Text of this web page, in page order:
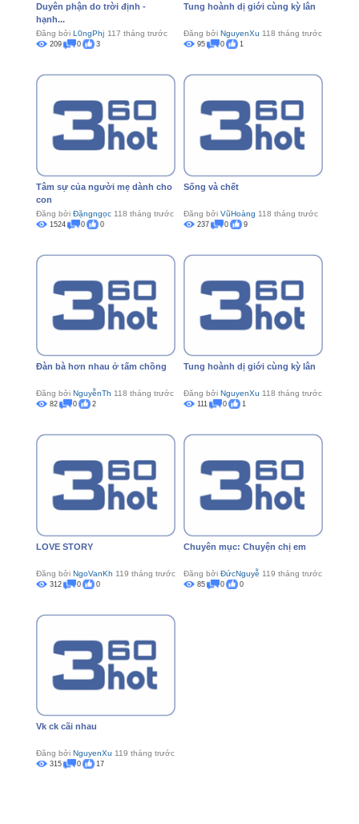
Duyên phận do trời định -
hạnh...
Đăng bởi L0ngPhj 117 tháng trước
209 0 3
Tung hoành dị giới cùng kỳ lân
Đăng bởi NguyenXu 118 tháng trước
95 0 1
Tâm sự của người mẹ dành cho
con
Đăng bởi Đặngngọc 118 tháng trước
1524 0 0
Sống và chết
Đăng bởi VũHoàng 118 tháng trước
237 0 9
Đàn bà hơn nhau ở tấm chồng
Đăng bởi NguyễnTh 118 tháng trước
82 0 2
Tung hoành dị giới cùng kỳ lân
Đăng bởi NguyenXu 118 tháng trước
111 0 1
LOVE STORY
Đăng bởi NgoVanKh 119 tháng trước
312 0 0
Chuyên mục: Chuyện chị em
Đăng bởi ĐứcNguyễ 119 tháng trước
85 0 0
Vk ck cãi nhau
Đăng bởi NguyenXu 119 tháng trước
315 0 17